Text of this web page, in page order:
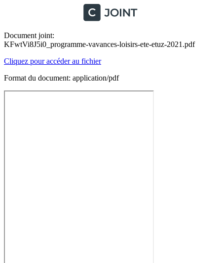
Document joint:
KFwtVi8J5i0_programme-vavances-loisirs-ete-etuz-2021.pdf
Cliquez pour accéder au fichier
Format du document: application/pdf